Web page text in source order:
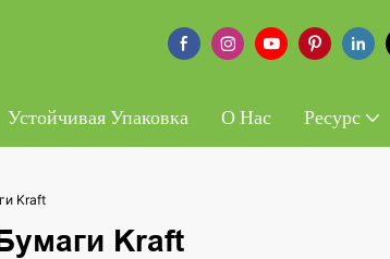
Устойчивая Упаковка О Нас Ресурс
Kraft
Kraft